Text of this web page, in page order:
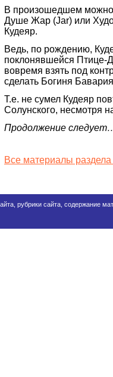
В произошедшем можно
Душе Жар (Jar) или
Кудеяр.
Ведь, по рождению,
поклонявшейся
вовремя взять под
сделать Богиня
Т.е. не сумел Кудеяр
Солунского, несмотря
Продолжение
Все материалы
рубрики сайта, содержание